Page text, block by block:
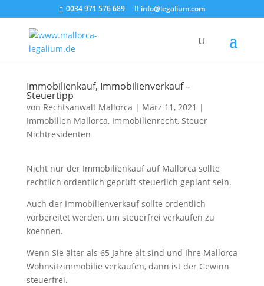
0034 971 576 689 info@legalium.com
Immobilienkauf, Immobilienverkauf –
Steuertipp
von Rechtsanwalt Mallorca | März 11, 2021 |
Immobilien Mallorca, Immobilienrecht, Steuer
Nichtresidenten
Nicht nur der Immobilienkauf auf Mallorca sollte
rechtlich ordentlich geprüft steuerlich geplant sein.
Auch der Immobilienverkauf sollte ordentlich
vorbereitet werden, um steuerfrei verkaufen zu
koennen.
Wenn Sie älter als 65 Jahre alt sind und Ihre Mallorca
Wohnsitzimmobilie verkaufen, dann ist der Gewinn
steuerfrei.